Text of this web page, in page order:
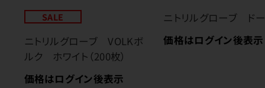
SALE
ニトリルグローブ VOLKボ
ルク ホワイト（200枚）
価格はログイン後表示
ニトリルグローブ ド
価格はログイン後表示